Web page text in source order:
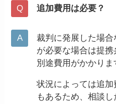
追加費用は必要？
裁判に発展した場合
が必要な場合は提携
別途費用がかかりま
状況によっては追
もあるため、相談